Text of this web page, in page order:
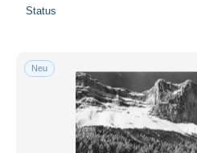
Status
Neu